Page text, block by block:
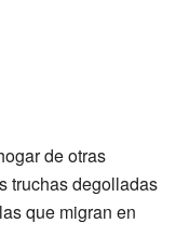
de otras
truchas degolladas
que migran en